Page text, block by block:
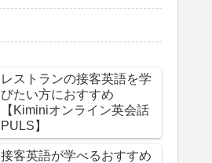
レストランの接客英語を学
びたい方におすすめ
【Kiminiオンライン英会話
PULS】
接客英語が学べるおすすめ